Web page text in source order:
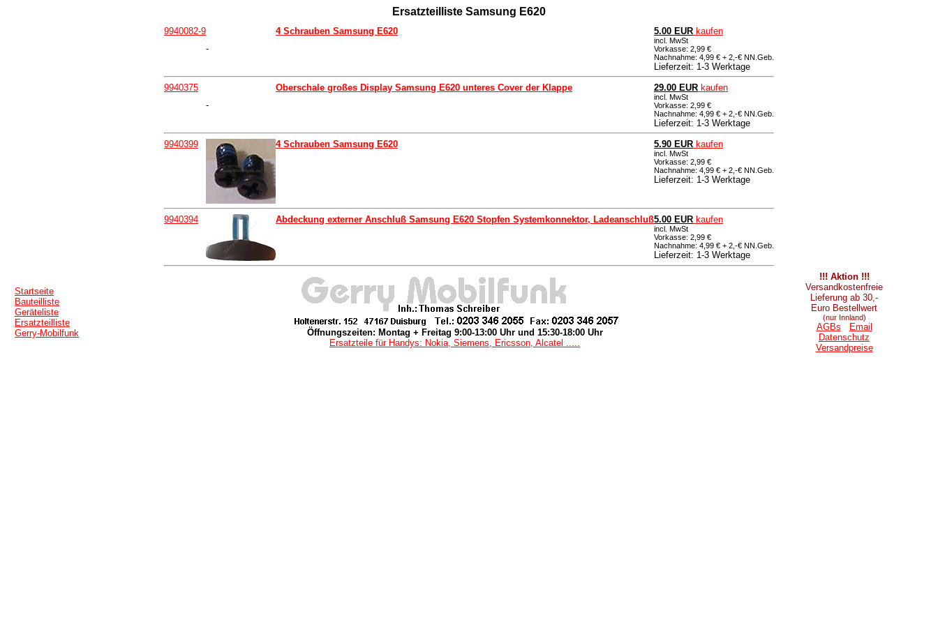
Ersatzteilliste Samsung E620
9940082-9
-
4 Schrauben Samsung E620 5.00 EUR kaufen
incl. MwSt
Vorkasse: 2,99 €
Nachnahme: 4,99 € + 2,-€ NN.Geb.
Lieferzeit: 1-3 Werktage
9940375
-
Oberschale großes Display Samsung E620 unteres Cover der Klappe 29.00 EUR kaufen
incl. MwSt
Vorkasse: 2,99 €
Nachnahme: 4,99 € + 2,-€ NN.Geb.
Lieferzeit: 1-3 Werktage
9940399
4 Schrauben Samsung E620 5.90 EUR kaufen
incl. MwSt
Vorkasse: 2,99 €
Nachnahme: 4,99 € + 2,-€ NN.Geb.
Lieferzeit: 1-3 Werktage
9940394 Abdeckung externer Anschluß Samsung E620 Stopfen Systemkonnektor, Ladeanschluß5.00 EUR kaufen
incl. MwSt
Vorkasse: 2,99 €
Nachnahme: 4,99 € + 2,-€ NN.Geb.
Lieferzeit: 1-3 Werktage
Startseite
Bauteilliste
Geräteliste
Ersatzteilliste
Gerry-Mobilfunk
Öffnungszeiten: Montag + Freitag 9:00-13:00 Uhr und 15:30-18:00 Uhr
Ersatzteile für Handys: Nokia, Siemens, Ericsson, Alcatel .....
!!! Aktion !!!
Versandkostenfreie
Lieferung ab 30,-
Euro Bestellwert
(nur Innland)
AGBs
Email
Datenschutz
Versandpreise